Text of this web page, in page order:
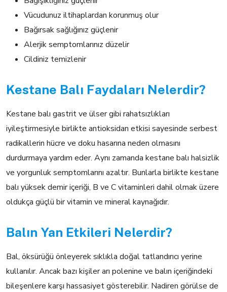
Vücudunuz iltihaplardan korunmuş olur
Bağırsak sağlığınız güçlenir
Alerjik semptomlarınız düzelir
Cildiniz temizlenir
Kestane Balı Faydaları Nelerdir?
Kestane balı gastrit ve ülser gibi rahatsızlıkları
iyileştirmesiyle birlikte antioksidan etkisi sayesinde serbest
radikallerin hücre ve doku hasarına neden olmasını
durdurmaya yardım eder. Aynı zamanda kestane balı halsizlik
ve yorgunluk semptomlarını azaltır. Bunlarla birlikte kestane
balı yüksek demir içeriği, B ve C vitaminleri dahil olmak üzere
oldukça güçlü bir vitamin ve mineral kaynağıdır.
Balın Yan Etkileri Nelerdir?
Bal, öksürüğü önleyerek sıklıkla doğal tatlandırıcı yerine
kullanılır. Ancak bazı kişiler arı polenine ve balın içeriğindeki
bileşenlere karşı hassasiyet gösterebilir. Nadiren görülse de